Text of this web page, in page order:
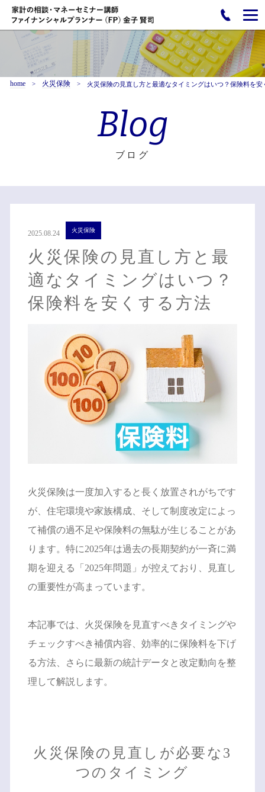
home 火災保険 火災保険の見直し方と最適なタイミングはいつ？保険料を安
Blog
ブログ
2025.08.24 火災保険
火災保険の見直し方と最
適なタイミングはいつ？
保険料を安くする方法
火災保険は一度加入すると長く放置されがちです
が、住宅環境や家族構成、そして制度改定によっ
て補償の過不足や保険料の無駄が生じることがあ
ります。特に2025年は過去の長期契約が一斉に満
期を迎える「2025年問題」が控えており、見直し
の重要性が高まっています。
本記事では、火災保険を見直すべきタイミングや
チェックすべき補償内容、効率的に保険料を下げ
る方法、さらに最新の統計データと改定動向を整
理して解説します。
火災保険の見直しが必要な3
つのタイミング